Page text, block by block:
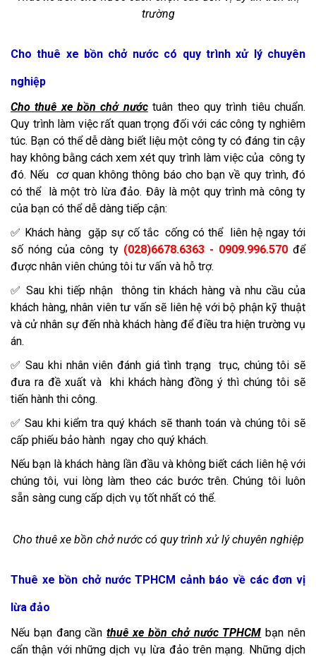
trường
Cho thuê xe bồn chở nước có quy trình xử lý chuyên
nghiệp
Cho thuê xe bồn chở nướctuân theo quy trình tiêu chuẩn.
Quy trình làm việc rất quan trọng đối với các công ty nghiêm
túc. Bạn có thể dễ dàng biết liệu một công ty có đáng tin cậy
hay không bằng cách xem xét quy trình làm việc của công ty
đó. Nếu cơ quan không thông báo cho bạn về quy trình, đó
có thể là một trò lừa đảo. Đây là một quy trình mà công ty
của bạn có thể dễ dàng tiếp cận:
✅ Khách hàng gặp sự cố tắc cống có thể liên hệ ngay tới
số nóng của công ty (028)6678.6363 - 0909.996.570để
được nhân viên chúng tôi tư vấn và hỗ trợ.
✅ Sau khi tiếp nhận thông tin khách hàng và nhu cầu của
khách hàng, nhân viên tư vấn sẽ liên hệ với bộ phận kỹ thuật
và cử nhân sự đến nhà khách hàng để điều tra hiện trường vụ
án.
✅ Sau khi nhân viên đánh giá tình trạng trục, chúng tôi sẽ
đưa ra đề xuất và khi khách hàng đồng ý thì chúng tôi sẽ
tiến hành thi công.
✅ Sau khi kiểm tra quý khách sẽ thanh toán và chúng tôi sẽ
cấp phiếu bảo hành ngay cho quý khách.
Nếu bạn là khách hàng lần đầu và không biết cách liên hệ với
chúng tôi, vui lòng làm theo các bước trên. Chúng tôi luôn
sẵn sàng cung cấp dịch vụ tốt nhất có thể.
Cho thuê xe bồn chở nước có quy trình xử lý chuyên nghiệp
Thuê xe bồn chở nước TPHCM cảnh báo về các đơn vị
lừa đảo
Nếu bạn đang cầnthuê xe bồn chở nước TPHCM bạn nên
cẩn thận với những dịch vụ lừa đảo trên mạng. Những dịch